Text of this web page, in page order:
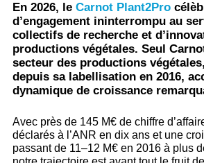
En 2026, le Carnot Plant2Pro
d’engagement ininterrompu au
collectifs de recherche et
productions végétales. Seul
secteur des productions
depuis sa labellisation en 2016,
dynamique de croissance
Avec près de 145 M€ de chiffre
déclarés à l’ANR en dix ans et une
passant de 11–12 M€ en 2016 à plus